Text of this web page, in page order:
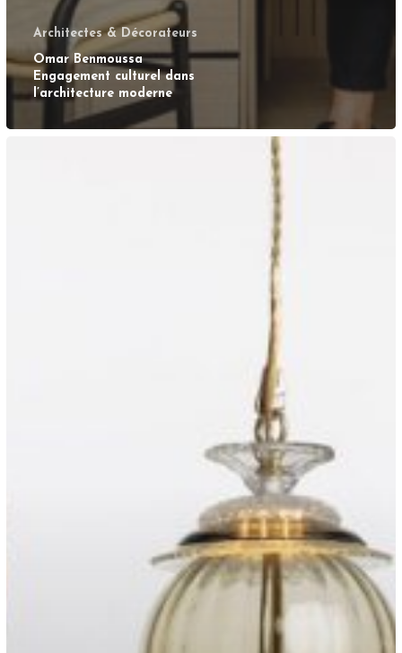
Architectes & Décorateurs
Omar Benmoussa
Engagement culturel dans
l’architecture moderne